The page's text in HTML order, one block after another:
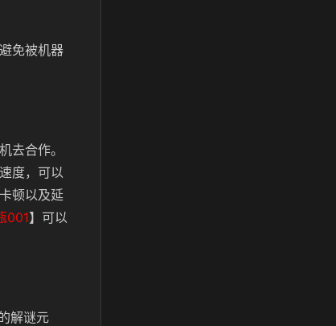
免被机器
去合作。
度，可以
顿以及延
001】可以
解谜元